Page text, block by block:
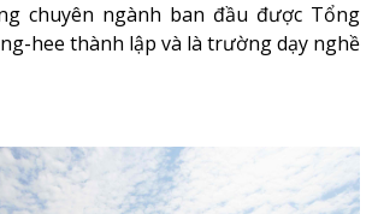
chuyên ngành ban đầu được Tổng
hee thành lập và là trường dạy nghề